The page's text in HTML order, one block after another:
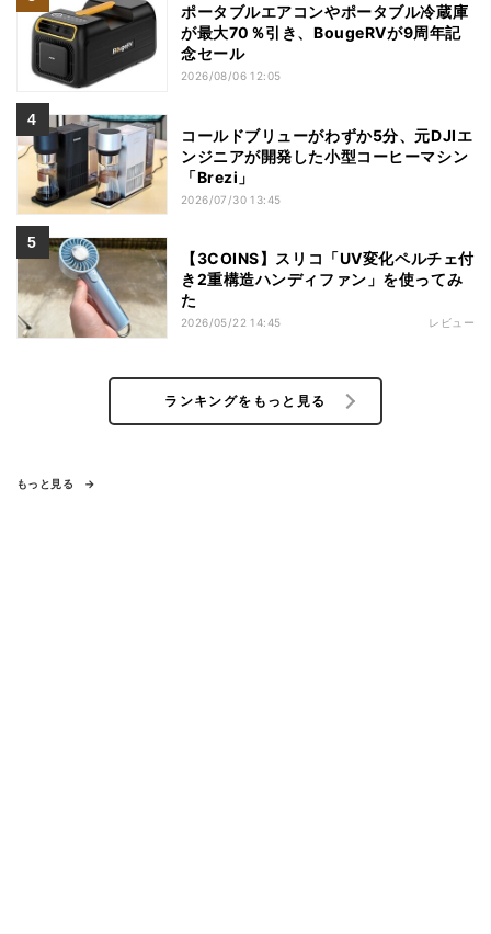
ポータブルエアコンやポータブル冷蔵庫
が最大70％引き、BougeRVが9周年記
念セール
2026/08/06 12:05
コールドブリューがわずか5分、元DJIエ
ンジニアが開発した小型コーヒーマシン
「Brezi」
2026/07/30 13:45
【3COINS】スリコ「UV変化ペルチェ付
き2重構造ハンディファン」を使ってみ
た
2026/05/22 14:45 レビュー
ランキングをもっと見る
もっと見る